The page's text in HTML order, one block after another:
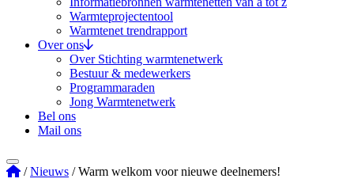
Warmteprojectentool
Warmtenet trendrapport
Over ons
Over Stichting warmtenetwerk
Bestuur & medewerkers
Programmaraden
Jong Warmtenetwerk
Bel ons
Mail ons
Stichting Warmtenetwerk
/Nieuws /Warm welkom voor nieuwe deelnemers!